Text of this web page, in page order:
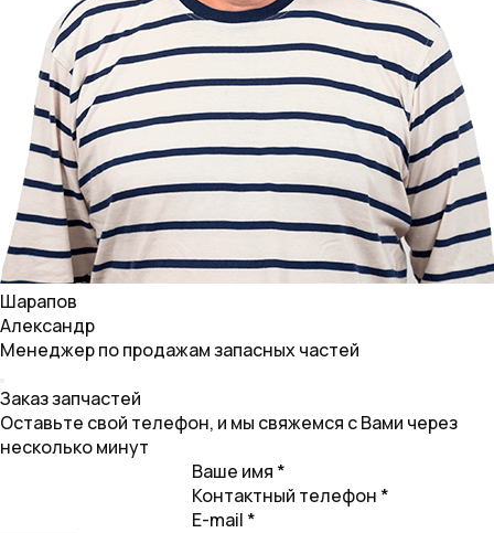
Шарапов
Александр
Менеджер по продажам запасных частей
Заказ запчастей
Оставьте свой телефон, и мы свяжемся с Вами через
несколько минут
Ваше имя *
Контактный телефон *
E-mail *